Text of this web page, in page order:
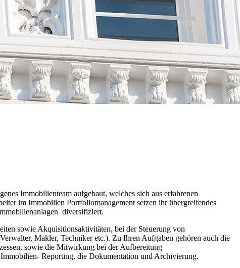
Immobilienteam aufgebaut, welches sich aus erfahrenen
im Immobilien Portfoliomanagement setzen ihr übergreifendes
diversifiziert.
sowie Akquisitionsaktivitäten, bei der Steuerung von
Makler, Techniker etc.). Zu Ihren Aufgaben gehören auch die
sowie die Mitwirkung bei der Aufbereitung
Immobilien- Reporting, die Dokumentation und Archivierung.